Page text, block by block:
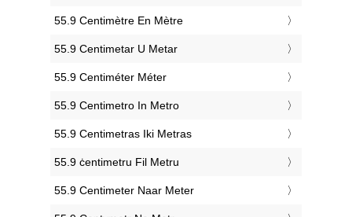
‎55.9 Centimètre En Mètre
‎55.9 Centimetar U Metar
‎55.9 Centiméter Méter
‎55.9 Centimetro In Metro
‎55.9 Centimetras Iki Metras
‎55.9 ċentimetru Fil Metru
‎55.9 Centimeter Naar Meter